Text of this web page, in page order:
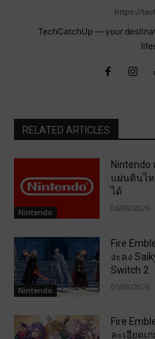
https://
TechCatchUp — your
RELATED ARTICLES
Nintendo
แผ่นดินไ
ได้
06/08/2026
Nintendo
Fire
งะลง
Switch 2
05/08/2026
Fire
ละเอียดเ